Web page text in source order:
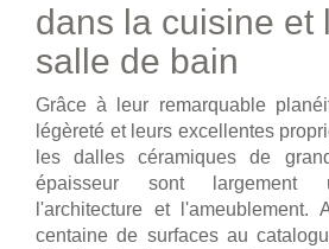
dans la cuisine et
salle de bain
Grâce à leur remarquable
légèreté et leurs excellentes
les dalles céramiques de
épaisseur sont largement
l'architecture et l'ameublement.
centaine de surfaces au